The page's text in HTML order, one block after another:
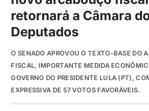
retornará a Câmara
Deputados
O SENADO APROVOU O TEXTO-BASE DO
FISCAL, IMPORTANTE MEDIDA
GOVERNO DO PRESIDENTE LULA (PT),
EXPRESSIVA DE 57 VOTOS FAVORÁVEIS.